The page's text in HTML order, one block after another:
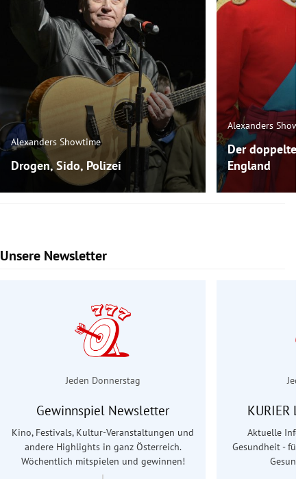
Alexanders Showtime
Drogen, Sido, Polizei
Alexanders
Der doppelte
England
Unsere Newsletter
Slide 1 von 6
Jeden Donnerstag
Gewinnspiel Newsletter
Kino, Festivals, Kultur-Veranstaltungen und
andere Highlights in ganz Österreich.
Wöchentlich mitspielen und gewinnen!
KURIER
Aktuelle
Gesundheit - für